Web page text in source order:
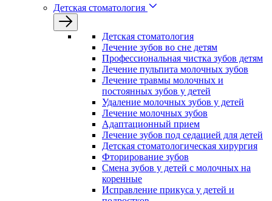
Детская стоматология
Детская стоматология
Лечение зубов во сне детям
Профессиональная чистка зубов детям
Лечение пульпита молочных зубов
Лечение травмы молочных и
постоянных зубов у детей
Удаление молочных зубов у детей
Лечение молочных зубов
Адаптационный прием
Лечение зубов под седацией для детей
Детская стоматологическая хирургия
Фторирование зубов
Смена зубов у детей с молочных на
коренные
Исправление прикуса у детей и